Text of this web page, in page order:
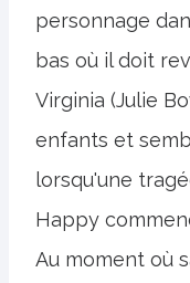
personnage
bas où il doit
Virginia (Julie
enfants et
lorsqu'une
Happy
Au moment où